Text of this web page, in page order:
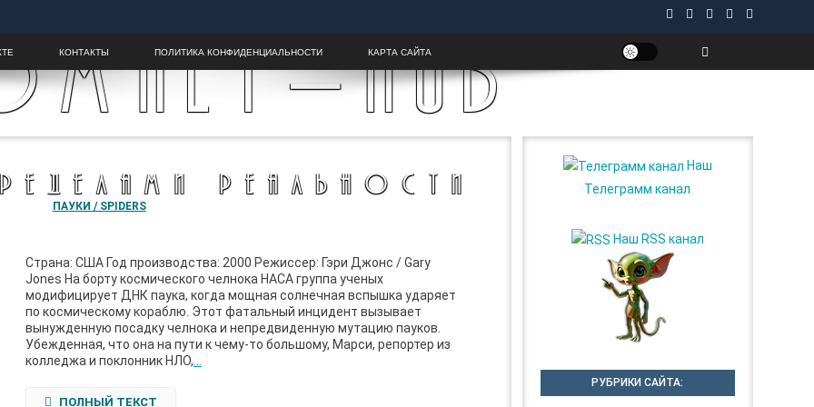
HUB
РЕАЛЬНОСТИ
КОНТАКТЫ ПОЛИТИКА КОНФИДЕНЦИАЛЬНОСТИ КАРТА САЙТА
ПАУКИ / SPIDERS
Страна: США Год производства: 2000 Режиссер: Гэри Джонс / Gary
Jones На борту космического челнока НАСА группа ученых
модифицирует ДНК паука, когда мощная солнечная вспышка ударяет
по космическому кораблю. Этот фатальный инцидент вызывает
вынужденную посадку челнока и непредвиденную мутацию пауков.
Убежденная, что она на пути к чему-то большому, Марси, репортер из
колледжа и поклонник НЛО,
ПОЛНЫЙ ТЕКСТ
Наш
Телеграмм канал
Наш RSS канал
РУБРИКИ САЙТА: